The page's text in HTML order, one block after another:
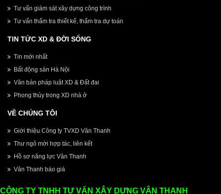
Tư vấn giám sát xây dựng công trình
Tư vấn thẩm tra thiết kế, thẩm tra dự toán
TIN TỨC XD & ĐỜI SỐNG
Tin mới nhất
Bất động sản Hà Nội
Văn bản pháp luật XD & Đất đai
Phong thủy trong XD nhà ở
VỀ CHÚNG TÔI
Giới thiệu Công ty TVXD Vân Thanh
Thư ngỏ mời hợp tác, liên kết
Hồ sơ năng lực Vân Thanh
Vân Thanh báo giá
CÔNG TY TNHH TƯ VẤN XÂY DỰNG VÂN THANH